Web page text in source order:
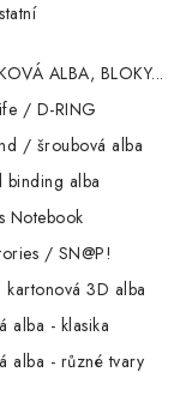
ALBA, BLOKY...
/ D-RING
/ šroubová alba
binding alba
Notebook
/ SN@P!
kartonová 3D alba
alba - klasika
alba - různé tvary